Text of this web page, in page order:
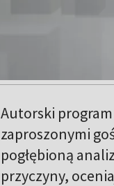
Autorski
zaproszonymi
pogłębioną
przyczyny,